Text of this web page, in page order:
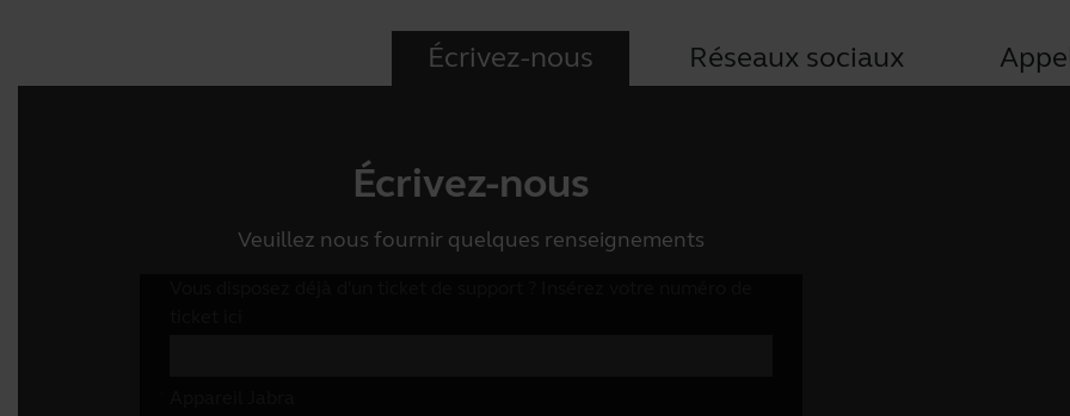
Écrivez-nous Réseaux sociaux
Écrivez-nous
Veuillez nous fournir quelques renseignements